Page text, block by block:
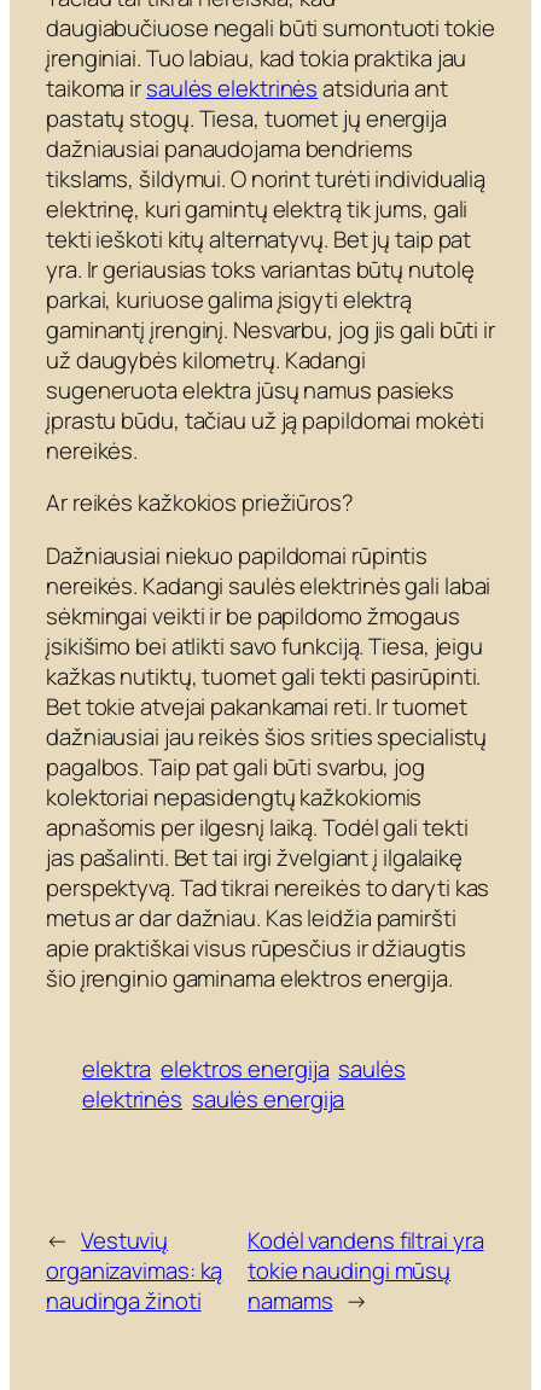
daugiabučiuose negali būti sumontuoti tokie
įrenginiai. Tuo labiau, kad tokia praktika jau
taikoma irsaulės elektrinėsatsiduria ant
pastatų stogų. Tiesa, tuomet jų energija
dažniausiai panaudojama bendriems
tikslams, šildymui. O norint turėti individualią
elektrinę, kuri gamintų elektrą tik jums, gali
tekti ieškoti kitų alternatyvų. Bet jų taip pat
yra. Ir geriausias toks variantas būtų nutolę
parkai, kuriuose galima įsigyti elektrą
gaminantį įrenginį. Nesvarbu, jog jis gali būti ir
už daugybės kilometrų. Kadangi
sugeneruota elektra jūsų namus pasieks
įprastu būdu, tačiau už ją papildomai mokėti
nereikės.
Ar reikės kažkokios priežiūros?
Dažniausiai niekuo papildomai rūpintis
nereikės. Kadangi saulės elektrinės gali labai
sėkmingai veikti ir be papildomo žmogaus
įsikišimo bei atlikti savo funkciją. Tiesa, jeigu
kažkas nutiktų, tuomet gali tekti pasirūpinti.
Bet tokie atvejai pakankamai reti. Ir tuomet
dažniausiai jau reikės šios srities specialistų
pagalbos. Taip pat gali būti svarbu, jog
kolektoriai nepasidengtų kažkokiomis
apnašomis per ilgesnį laiką. Todėl gali tekti
jas pašalinti. Bet tai irgi žvelgiant į ilgalaikę
perspektyvą. Tad tikrai nereikės to daryti kas
metus ar dar dažniau. Kas leidžia pamiršti
apie praktiškai visus rūpesčius ir džiaugtis
šio įrenginio gaminama elektros energija.
elektra elektros energija saulės
elektrinės saulės energija
← Vestuvių
organizavimas: ką
naudinga žinoti
Kodėl vandens filtrai yra
tokie naudingi mūsų
namams →